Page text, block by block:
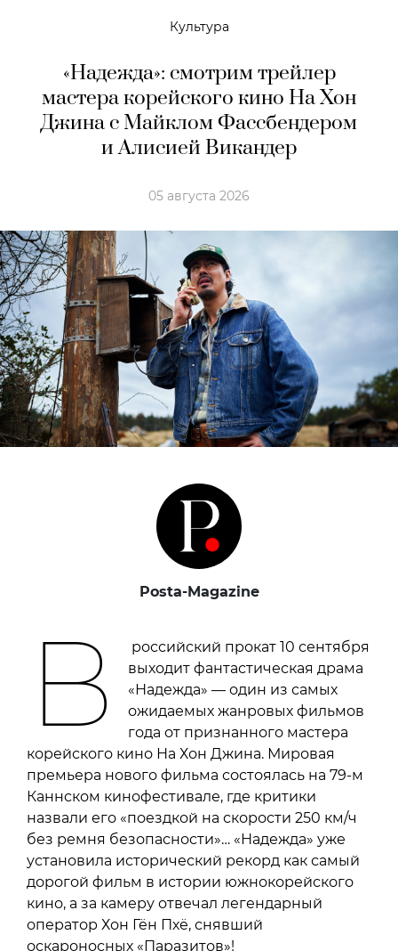
Культура
«Надежда»: смотрим трейлер
мастера корейского кино На Хон
Джина с Майклом Фассбендером
и Алисией Викандер
05 августа 2026
Posta-Magazine
В
российский прокат 10 сентября
выходит фантастическая драма
«Надежда» — один из самых
ожидаемых жанровых фильмов
года от признанного мастера
корейского кино На Хон Джина. Мировая
премьера нового фильма состоялась на 79-м
Каннском кинофестивале, где критики
назвали его «поездкой на скорости 250 км/ч
без ремня безопасности»… «Надежда» уже
установила исторический рекорд как самый
дорогой фильм в истории южнокорейского
кино, а за камеру отвечал легендарный
оператор Хон Гён Пхё, снявший
оскароносных «Паразитов»!